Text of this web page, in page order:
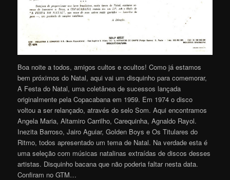
Boa noite a todos, amigos cultos e ocultos! Como já estamos
bem próximos do Natal, aqui vai um disquinho para comemorar,
A Festa do Natal, uma coletânea de sucessos lançada
originalmente pela Copacabana em 1959. Em 1974 o disco
voltou a ser relançado, através do selo Som. Aqui encontramos
Angela Maria, Altamiro Carrilho, Carequinha, Agnaldo Rayol.
Inezita Barroso, Jairo Aguiar, Golden Boys e Os Titulares do
Ritmo, todos apresentado um tema de Natal. Na verdade esta é
uma seleção com músicas natalinas extraídas de discos desses
artistas. Disquinho bacana que não poderia faltar nesta data.
Confiram no GTM…